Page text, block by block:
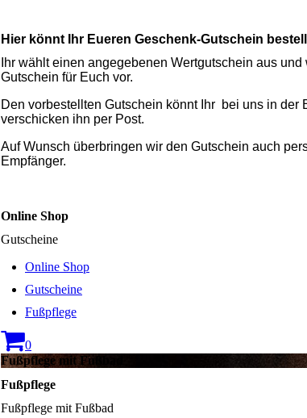
Hier könnt Ihr Eueren Geschenk-Gutschein
Ihr wählt einen angegebenen Wertgutschein aus und
Gutschein für Euch vor.
Den vorbestellten Gutschein könnt Ihr bei uns in der
verschicken ihn per Post.
Auf Wunsch überbringen wir den Gutschein auch
Empfänger.
Online Shop
Gutscheine
Online Shop
Gutscheine
Fußpflege
0
Fußpflege mit Fußbad
Fußpflege
Fußpflege mit Fußbad